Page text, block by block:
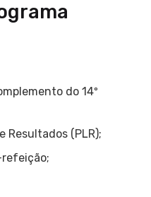
do 14º
Resultados (PLR);